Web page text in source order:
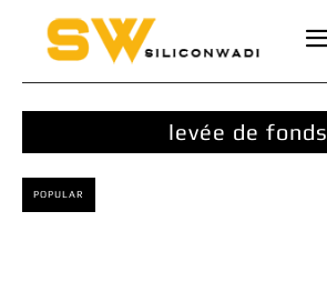
levée de fonds
POPULAR